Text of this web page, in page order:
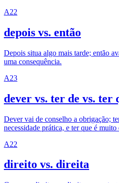
A22
depois vs. então
Depois situa algo mais tarde; então
uma consequência.
A23
dever vs. ter de vs. ter
Dever vai de conselho a obrigação;
necessidade prática, e ter que é
A22
direito vs. direita